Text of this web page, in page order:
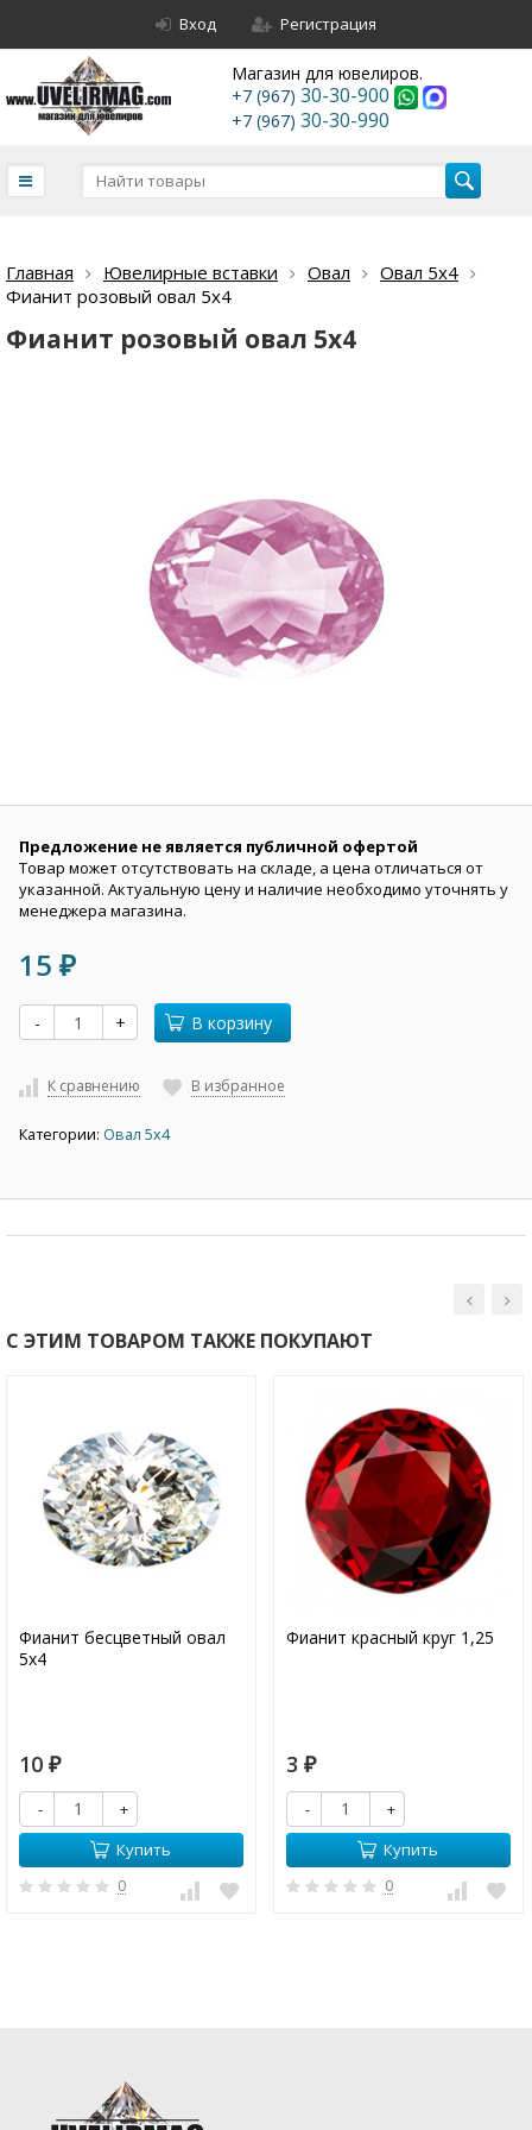
Вход Регистрация
Магазин для ювелиров.
+7 (967) 30-30-900
+7 (967) 30-30-990
Главная Ювелирные вставки Овал
Овал 5х4
Фианит розовый овал 5х4
Фианит розовый овал 5х4
Предложение не является публичной офертой
Товар может отсутствовать на складе, а цена отличаться от
указанной. Актуальную цену и наличие необходимо уточнять у
менеджера магазина.
15 ₽
- + В корзину
К сравнению В избранное
Категории: Овал 5х4
С ЭТИМ ТОВАРОМ ТАКЖЕ ПОКУПАЮТ
Фианит бесцветный овал
5х4
10 ₽
-
+
Купить
0
Фианит красный круг 1,25
3 ₽
-
+
Купить
0